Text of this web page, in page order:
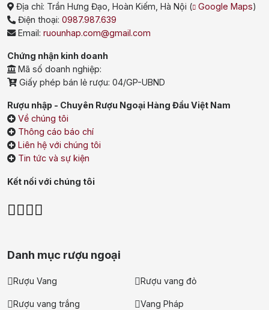
Địa chỉ: Trần Hưng Đạo, Hoàn Kiếm, Hà Nội ( Google Maps)
Điện thoại:0987.987.639
Email:ruounhap.com@gmail.com
Chứng nhận kinh doanh
Mã số doanh nghiệp:
Giấy phép bán lẻ rượu: 04/GP-UBND
Rượu nhập - Chuyên Rượu Ngoại Hàng Đầu Việt Nam
Về chúng tôi
Thông cáo báo chí
Liên hệ với chúng tôi
Tin tức và sự kiện
Kết nối với chúng tôi
Danh mục rượu ngoại
Rượu Vang Rượu vang đỏ
Rượu vang trắng Vang Pháp